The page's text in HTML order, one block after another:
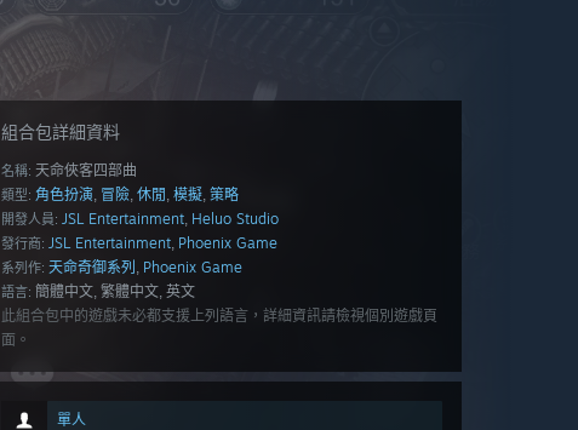
組合包詳細資料
名稱: 天命俠客四部曲
類型: 角色扮演, 冒險, 休閒 , 模擬, 策略
開發人員: JSL Entertainment, Heluo Studio
發行商: JSL Entertainment, Phoenix Game
系列作: 天命奇御系列 , Phoenix Game
語言: 簡體中文, 繁體中文, 英文
此組合包中的遊戲未必都支援上列語言，詳細資訊請檢視個別遊戲頁
面。
單人